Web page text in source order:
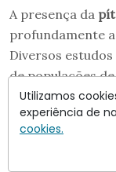
A presença da
profundamente
Diversos
de populações
lebres e lontras.
passaram a ser
cadeia
que se refletem
Utilizamos
experiência de
cookies.